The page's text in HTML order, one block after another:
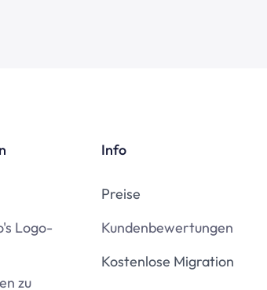
Logo-
zu
Info
Preise
Kundenbewertungen
Kostenlose Migration